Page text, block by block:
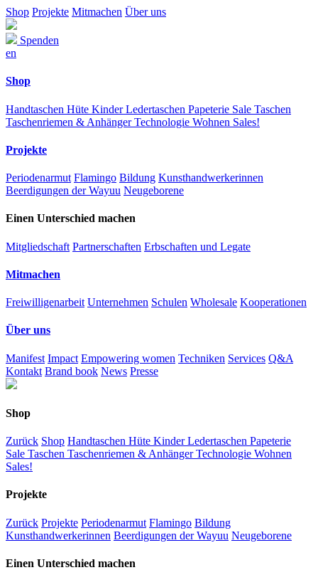
Shop Projekte Mitmachen Über uns
Spenden
en
Shop
Handtaschen Hüte KinderLedertaschen Papeterie Sale Taschen
Taschenriemen & AnhängerTechnologie Wohnen Sales!
Projekte
Periodenarmut Flamingo Bildung Kunsthandwerkerinnen
Beerdigungen der Wayuu Neugeborene
Einen Unterschied machen
Mitgliedschaft Partnerschaften Erbschaften und Legate
Mitmachen
Freiwilligenarbeit Unternehmen Schulen Wholesale Kooperationen
Über uns
Manifest Impact Empowering women Techniken Services Q&A
Kontakt Brand book News Presse
Shop
Zurück Shop Handtaschen Hüte KinderLedertaschen Papeterie
Sale Taschen Taschenriemen & AnhängerTechnologie Wohnen
Sales!
Projekte
Zurück Projekte Periodenarmut Flamingo Bildung
Kunsthandwerkerinnen Beerdigungen der Wayuu Neugeborene
Einen Unterschied machen